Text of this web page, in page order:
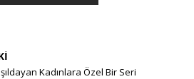
Kadınlara Özel Bir Seri